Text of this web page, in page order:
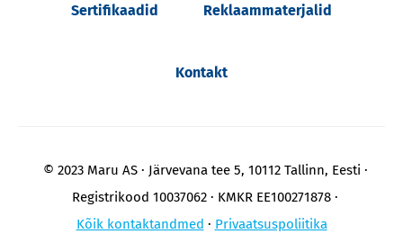
Sertifikaadid Reklaammaterjalid
Kontakt
© 2023 Maru AS
Järvevana tee 5, 10112 Tallinn, Eesti
Registrikood 10037062
KMKR EE100271878
Kõik kontaktandmed
Privaatsuspoliitika